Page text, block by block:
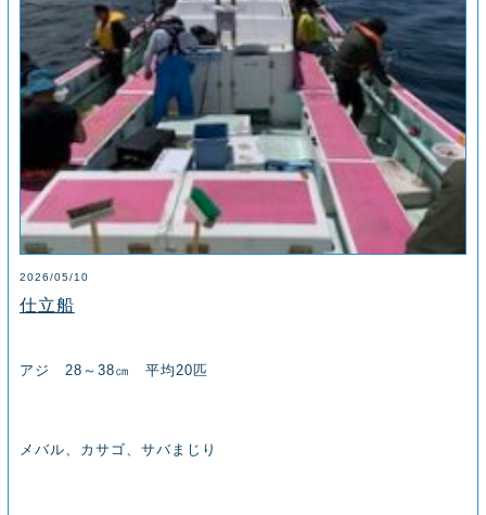
2026/05/10
仕立船
アジ 28～38㎝ 平均20匹
メバル、カサゴ、サバまじり